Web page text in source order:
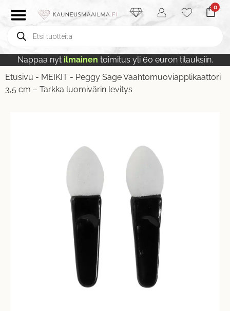
0
Nappaa nyt ilmainen toimitus yli 60 euron tilauksiin.
Etusivu - MEIKIT - Peggy Sage Vaahtomuoviapplikaattori
3,5 cm – Tarkka luomivärin levitys